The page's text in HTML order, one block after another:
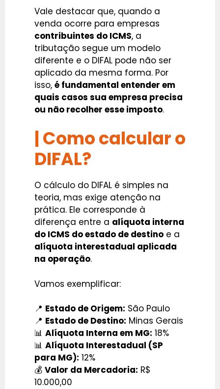
Vale destacar que, quando a
venda ocorre para empresas
contribuintes do ICMS, a
tributação segue um modelo
diferente e o DIFAL pode não ser
aplicado da mesma forma. Por
isso, é fundamental entender em
quais casos sua empresa precisa
ou não recolher esse imposto.
| Como calcular o
DIFAL?
O cálculo do DIFAL é simples na
teoria, mas exige atenção na
prática. Ele corresponde à
diferença entre a alíquota interna
do ICMS do estado de destino e a
alíquota interestadual aplicada
na operação.
Vamos exemplificar:
📍 Estado de Origem: São Paulo
📍 Estado de Destino: Minas Gerais
📊 Alíquota Interna em MG: 18%
📊 Alíquota Interestadual (SP
para MG): 12%
💰 Valor da Mercadoria: R$
10.000,00